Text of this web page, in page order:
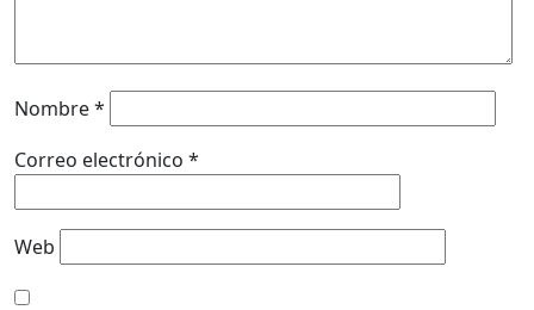
Nombre*
Correo electrónico *
Web